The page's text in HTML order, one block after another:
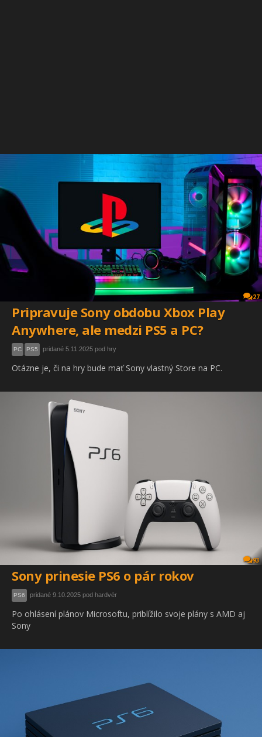
27
Pripravuje Sony obdobu Xbox Play
Anywhere, ale medzi PS5 a PC?
PC PS5 pridané 5.11.2025 pod hry
Otázne je, či na hry bude mať Sony vlastný Store na PC.
93
Sony prinesie PS6 o pár rokov
PS6 pridané 9.10.2025 pod hardvér
Po ohlásení plánov Microsoftu, priblížilo svoje plány s AMD aj
Sony